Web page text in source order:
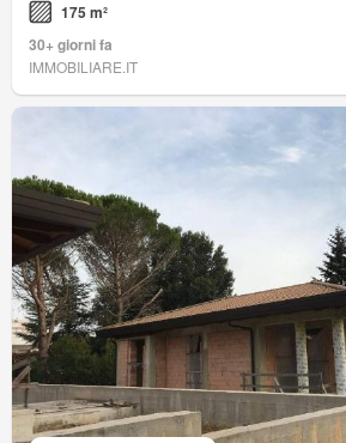
175 m²
30+ giorni fa
IMMOBILIARE.IT